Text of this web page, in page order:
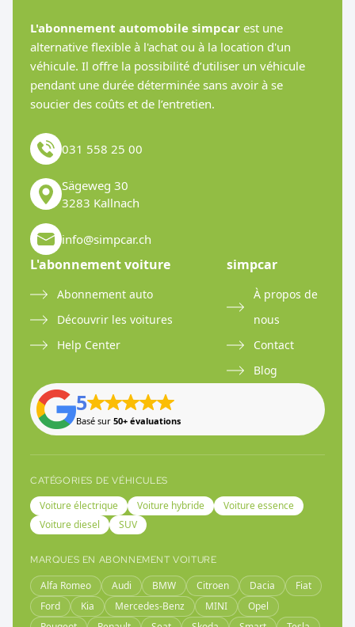
L'abonnement automobile simpcar est une
alternative flexible à l'achat ou à la location d'un
véhicule. Il offre la possibilité d’utiliser un véhicule
pendant une durée déterminée sans avoir à se
soucier des coûts et de l’entretien.
031 558 25 00
Sägeweg 30
3283 Kallnach
info@simpcar.ch
L'abonnement voiture
Abonnement auto
Découvrir les voitures
Help Center
simpcar
À propos de
nous
Contact
Blog
5
Basé sur 50+ évaluations
CATÉGORIES DE VÉHICULES
Voiture électrique Voiture hybride
Voiture essence
Voiture diesel
SUV
MARQUES EN ABONNEMENT VOITURE
Alfa Romeo Audi BMW Citroen Dacia
Fiat
Ford
Kia Mercedes-Benz MINI
Opel